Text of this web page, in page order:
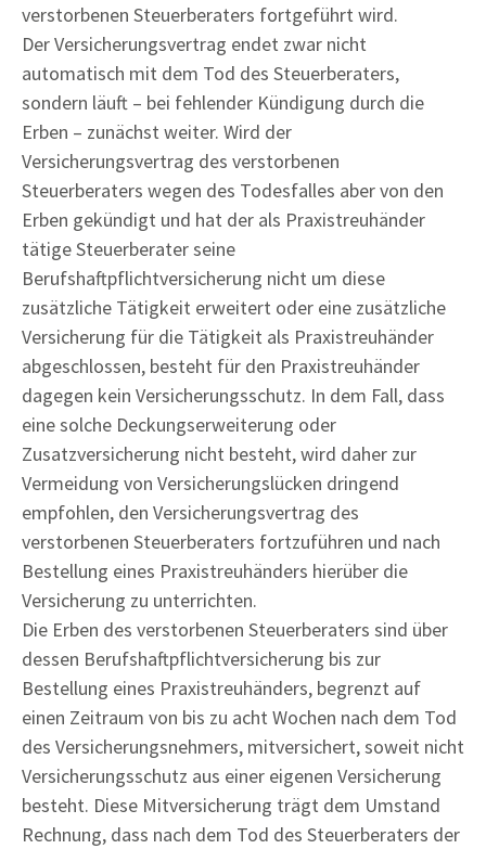
verstorbenen Steuerberaters fortgeführt wird.
Der Versicherungsvertrag endet zwar nicht
automatisch mit dem Tod des Steuerberaters,
sondern läuft – bei fehlender Kündigung durch die
Erben – zunächst weiter. Wird der
Versicherungsvertrag des verstorbenen
Steuerberaters wegen des Todesfalles aber von den
Erben gekündigt und hat der als Praxistreuhänder
tätige Steuerberater seine
Berufshaftpflichtversicherung nicht um diese
zusätzliche Tätigkeit erweitert oder eine zusätzliche
Versicherung für die Tätigkeit als Praxistreuhänder
abgeschlossen, besteht für den Praxistreuhänder
dagegen kein Versicherungsschutz. In dem Fall, dass
eine solche Deckungserweiterung oder
Zusatzversicherung nicht besteht, wird daher zur
Vermeidung von Versicherungslücken dringend
empfohlen, den Versicherungsvertrag des
verstorbenen Steuerberaters fortzuführen und nach
Bestellung eines Praxistreuhänders hierüber die
Versicherung zu unterrichten.
Die Erben des verstorbenen Steuerberaters sind über
dessen Berufshaftpflichtversicherung bis zur
Bestellung eines Praxistreuhänders, begrenzt auf
einen Zeitraum von bis zu acht Wochen nach dem Tod
des Versicherungsnehmers, mitversichert, soweit nicht
Versicherungsschutz aus einer eigenen Versicherung
besteht. Diese Mitversicherung trägt dem Umstand
Rechnung, dass nach dem Tod des Steuerberaters der